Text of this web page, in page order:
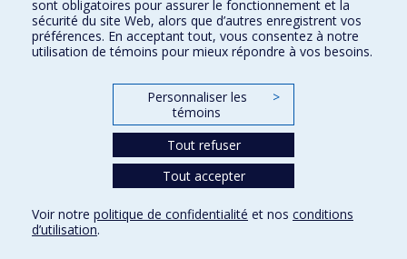
Directions
DPC
CPASS
sont obligatoires pour assurer le fonctionnement et la
sécurité du site Web, alors que d’autres enregistrent vos
préférences. En acceptant tout, vous consentez à notre
utilisation de témoins pour mieux répondre à vos besoins.
Personnaliser les
témoins
>
Tout refuser
Tout accepter
Voir notre politique de confidentialité et nos conditions
d’utilisation.